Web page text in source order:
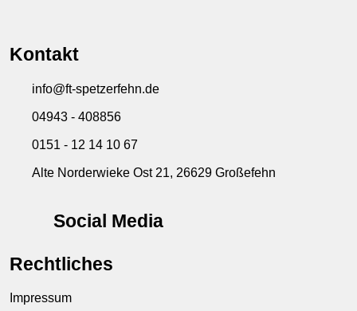
Kontakt
info@ft-spetzerfehn.de
04943 - 408856
0151 - 12 14 10 67
Alte Norderwieke Ost 21, 26629 Großefehn
Social Media
Rechtliches
Impressum